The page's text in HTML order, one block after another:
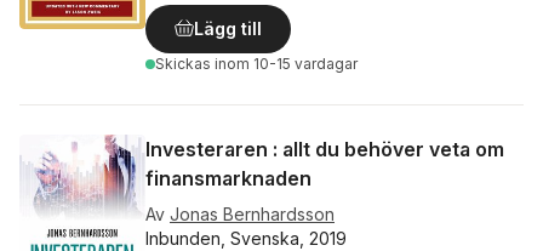
Lägg till
Skickas inom 10-15 vardagar
Investeraren : allt du behöver veta om
finansmarknaden
Av Jonas Bernhardsson
Inbunden, Svenska, 2019